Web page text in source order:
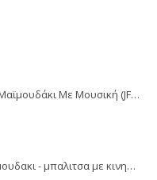
Fisher Price Κρεμαστό Μαϊμουδάκι Με Μουσική (JFF02)
Mattel fisher-price μαίμουδακι - μπαλιτσα με κινηση JLB95